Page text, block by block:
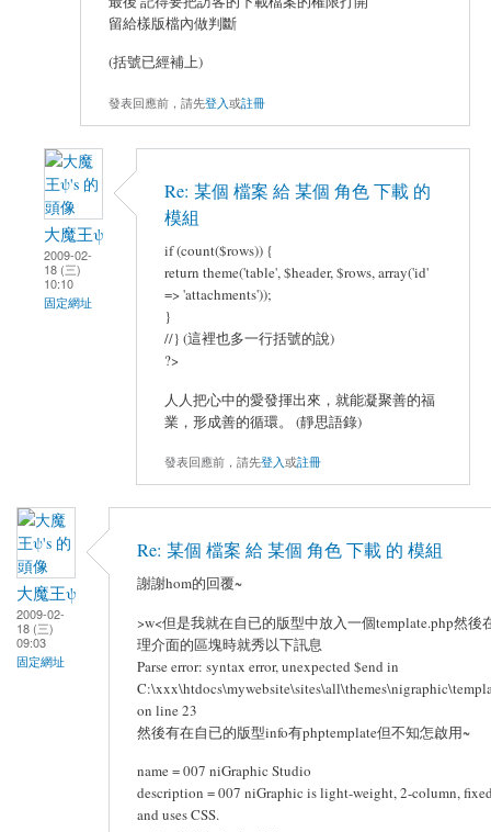
留給樣版檔內做判斷
(括號已經補上)
發表回應前，請先登入或註冊
大魔王ψ
2009-02-
18 (三)
10:10
固定網址
Re: 某個 檔案 給 某個 角色 下載 的
模組
if (count($rows)) {
return theme('table', $header, $rows, array('id'
=> 'attachments'));
}
//} (這裡也多一行括號的說)
?>
人人把心中的愛發揮出來，就能凝聚善的福
業，形成善的循環。 (靜思語錄)
發表回應前，請先登入或註冊
大魔王ψ
2009-02-
18 (三)
09:03
固定網址
Re: 某個 檔案 給 某個 角色 下載 的 模組
謝謝hom的回覆~
>w<但是我就在自已的版型中放入一個template.php然後
理介面的區塊時就秀以下訊息
Parse error: syntax error, unexpected $end in
on line 23
然後有在自已的版型info有phptemplate但不知怎啟用~
name = 007 niGraphic Studio
description = 007 niGraphic is light-weight, 2-column,
and uses CSS.